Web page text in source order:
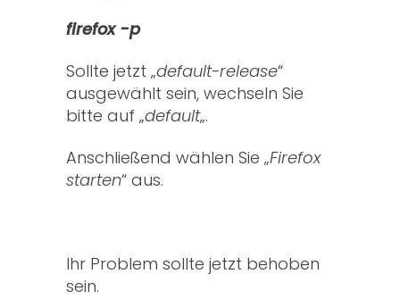
firefox -p
Sollte jetzt „default-release“
ausgewählt sein, wechseln Sie
bitte auf „default„.
Anschließend wählen Sie „Firefox
starten“ aus.
Ihr Problem sollte jetzt behoben
sein.